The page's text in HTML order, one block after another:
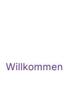
Willkommen